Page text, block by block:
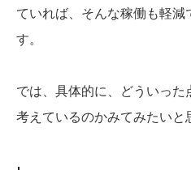
ていれば、そんな稼働も軽減
す。
では、具体的に、どういった
考えているのかみてみたいと